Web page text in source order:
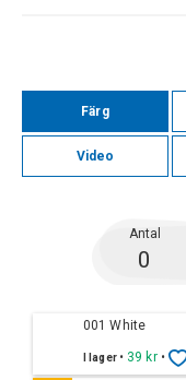
Färg
Video
Antal
0
001 White
I lager • 39 kr •